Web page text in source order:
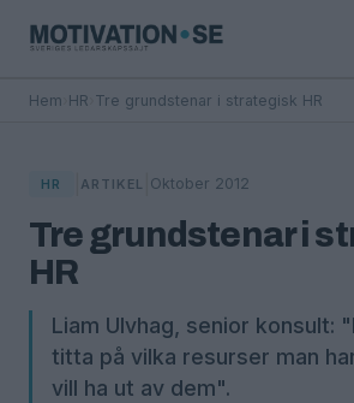
Hem HR Tre grundstenar i strategisk HR
HR ARTIKEL Oktober 2012
Tre grundstenar i
HR
Liam Ulvhag, senior konsult:
titta på vilka resurser man
vill ha ut av dem".